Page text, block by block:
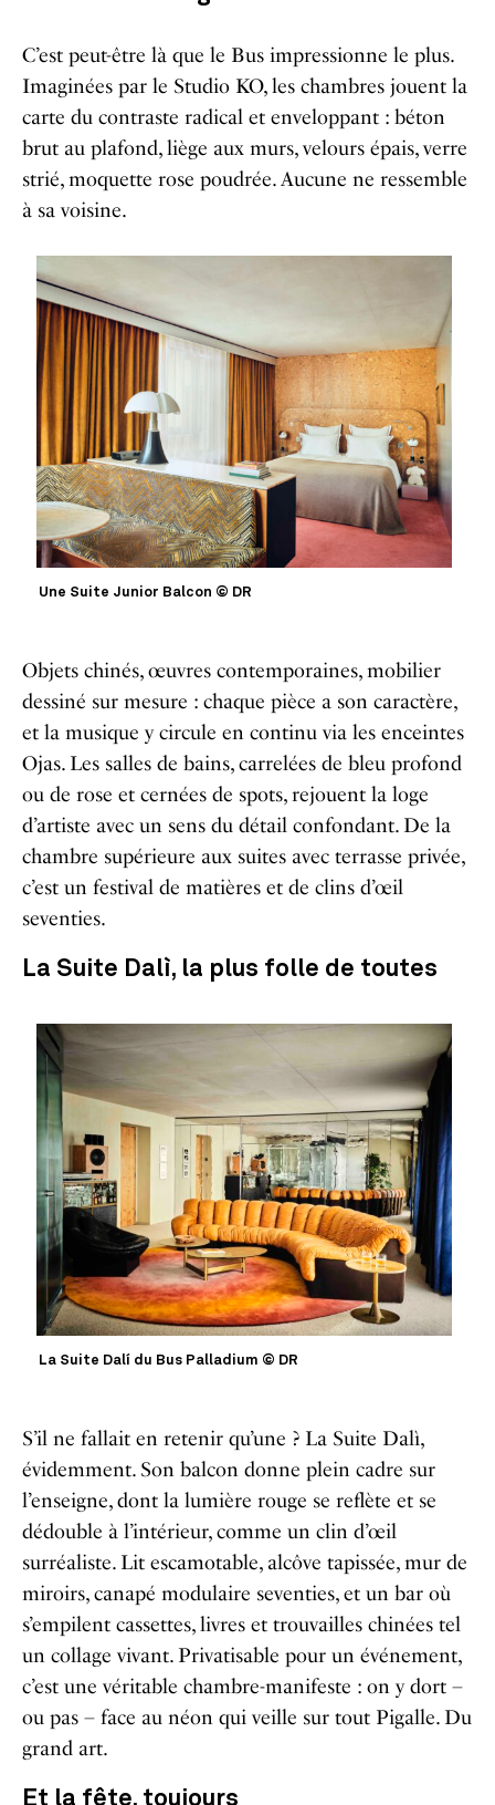
C’est peut-être là que le Bus impressionne le plus.
Imaginées par le Studio KO, les chambres jouent la
carte du contraste radical et enveloppant : béton
brut au plafond, liège aux murs, velours épais, verre
strié, moquette rose poudrée. Aucune ne ressemble
à sa voisine.
Une Suite Junior Balcon © DR
Objets chinés, œuvres contemporaines, mobilier
dessiné sur mesure : chaque pièce a son caractère,
et la musique y circule en continu via les enceintes
Ojas. Les salles de bains, carrelées de bleu profond
ou de rose et cernées de spots, rejouent la loge
d’artiste avec un sens du détail confondant. De la
chambre supérieure aux suites avec terrasse privée,
c’est un festival de matières et de clins d’œil
seventies.
La Suite Dalì, la plus folle de toutes
La Suite Dalí du Bus Palladium © DR
S’il ne fallait en retenir qu’une ? La Suite Dalì,
évidemment. Son balcon donne plein cadre sur
l’enseigne, dont la lumière rouge se reflète et se
dédouble à l’intérieur, comme un clin d’œil
surréaliste. Lit escamotable, alcôve tapissée, mur de
miroirs, canapé modulaire seventies, et un bar où
s’empilent cassettes, livres et trouvailles chinées tel
un collage vivant. Privatisable pour un événement,
c’est une véritable chambre-manifeste : on y dort –
ou pas – face au néon qui veille sur tout Pigalle. Du
grand art.
Et la fête, toujours